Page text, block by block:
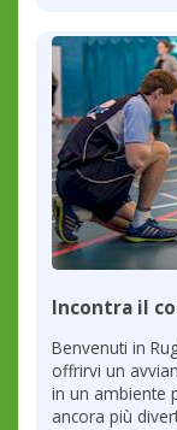
Incontra il
Benvenuti in
offrirvi un
in un ambiente
ancora più